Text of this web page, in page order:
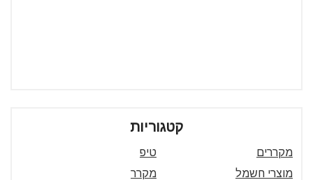
קטגוריות
מקררים
טיפ
מוצרי חשמל
מקרר